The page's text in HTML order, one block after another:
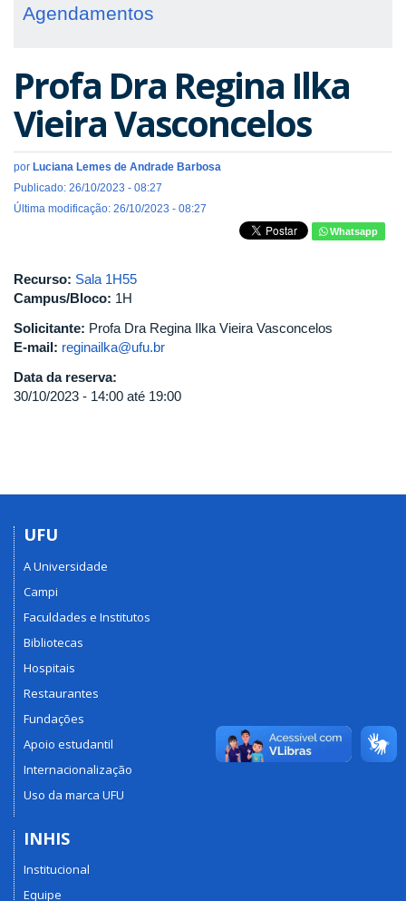
Agendamentos
Profa Dra Regina Ilka
Vieira Vasconcelos
por Luciana Lemes de Andrade Barbosa
Publicado: 26/10/2023 - 08:27
Última modificação: 26/10/2023 - 08:27
Whatsapp
Recurso: Sala 1H55
Campus/Bloco: 1H
Solicitante: Profa Dra Regina Ilka Vieira Vasconcelos
E-mail: reginailka@ufu.br
Data da reserva:
30/10/2023 - 14:00 até 19:00
UFU
A Universidade
Campi
Faculdades e Institutos
Bibliotecas
Hospitais
Restaurantes
Fundações
Apoio estudantil
Internacionalização
Uso da marca UFU
INHIS
Institucional
Equipe